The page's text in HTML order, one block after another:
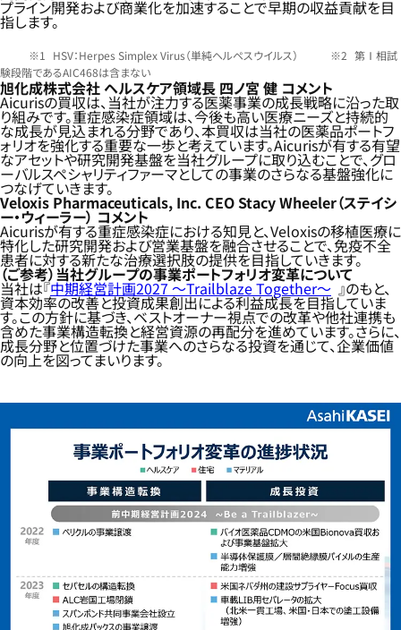
プライン開発および商業化を加速することで早期の収益貢献を目
指します。
HSV：Herpes Simplex Virus（単純ヘルペスウイルス）
第Ⅰ相試
験段階であるAIC468は含まない
旭化成株式会社 ヘルスケア領域長 四ノ宮 健 コメント
Aicurisの買収は、当社が注力する医薬事業の成長戦略に沿った取
り組みです。重症感染症領域は、今後も高い医療ニーズと持続的
な成長が見込まれる分野であり、本買収は当社の医薬品ポートフ
ォリオを強化する重要な一歩と考えています。Aicurisが有する有望
なアセットや研究開発基盤を当社グループに取り込むことで、グロ
ーバルスペシャリティファーマとしての事業のさらなる基盤強化に
つなげていきます。
Veloxis Pharmaceuticals, Inc. CEO Stacy Wheeler（ステイシ
ー・ウィーラー） コメント
Aicurisが有する重症感染症における知見と、Veloxisの移植医療に
特化した研究開発および営業基盤を融合させることで、免疫不全
患者に対する新たな治療選択肢の提供を目指していきます。
（ご参考）当社グループの事業ポートフォリオ変革について
当社は『中期経営計画2027 ～Trailblaze Together～ 』のもと、
資本効率の改善と投資成果創出による利益成長を目指していま
す。この方針に基づき、ベストオーナー視点での改革や他社連携も
含めた事業構造転換と経営資源の再配分を進めています。さらに、
成長分野と位置づけた事業へのさらなる投資を通じて、企業価値
の向上を図ってまいります。